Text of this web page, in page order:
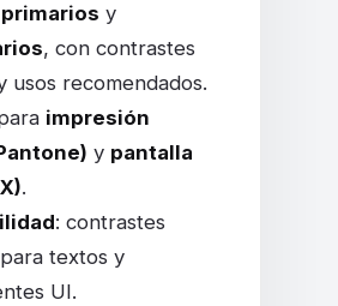
y
, con contrastes
usos recomendados.
impresión
y pantalla
.
: contrastes
textos y
UI.